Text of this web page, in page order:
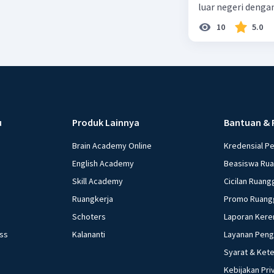
sering
ekonomi
Beri
luar negeri
10 5.0
Produk Lainnya
Brain Academy Online
English Academy
Skill Academy
Ruangkerja
Schoters
Kalananti
Bantuan &
Kredensial
Beasiswa
Cicilan
Promo
Laporan
Layanan
Syarat &
Kebijakan